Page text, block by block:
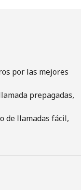
por las mejores
prepagadas,
de llamadas fácil,